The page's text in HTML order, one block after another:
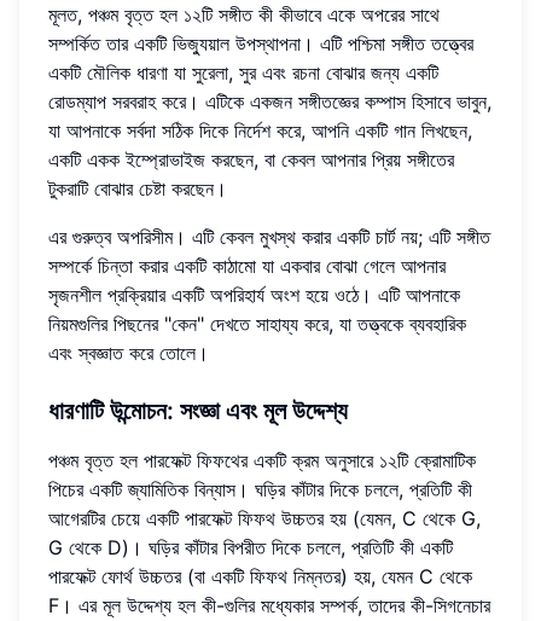
মূলত, পঞ্চম বৃত্ত হল ১২টি সঙ্গীত কী কীভাবে একে অপরের সাথে
সম্পর্কিত তার একটি ভিজ্যুয়াল উপস্থাপনা। এটি পশ্চিমা সঙ্গীত তত্ত্বের
একটি মৌলিক ধারণা যা সুরেলা, সুর এবং রচনা বোঝার জন্য একটি
রোডম্যাপ সরবরাহ করে। এটিকে একজন সঙ্গীতজ্ঞের কম্পাস হিসাবে ভাবুন,
যা আপনাকে সর্বদা সঠিক দিকে নির্দেশ করে, আপনি একটি গান লিখছেন,
একটি একক ইম্প্রোভাইজ করছেন, বা কেবল আপনার প্রিয় সঙ্গীতের
টুকরাটি বোঝার চেষ্টা করছেন।
এর গুরুত্ব অপরিসীম। এটি কেবল মুখস্থ করার একটি চার্ট নয়; এটি সঙ্গীত
সম্পর্কে চিন্তা করার একটি কাঠামো যা একবার বোঝা গেলে আপনার
সৃজনশীল প্রক্রিয়ার একটি অপরিহার্য অংশ হয়ে ওঠে। এটি আপনাকে
নিয়মগুলির পিছনের "কেন" দেখতে সাহায্য করে, যা তত্ত্বকে ব্যবহারিক
এবং স্বজ্ঞাত করে তোলে।
ধারণাটি উন্মোচন: সংজ্ঞা এবং মূল উদ্দেশ্য
পঞ্চম বৃত্ত হল পারফেক্ট ফিফথের একটি ক্রম অনুসারে ১২টি ক্রোমাটিক
পিচের একটি জ্যামিতিক বিন্যাস। ঘড়ির কাঁটার দিকে চললে, প্রতিটি কী
আগেরটির চেয়ে একটি পারফেক্ট ফিফথ উচ্চতর হয় (যেমন, C থেকে G,
G থেকে D)। ঘড়ির কাঁটার বিপরীত দিকে চললে, প্রতিটি কী একটি
পারফেক্ট ফোর্থ উচ্চতর (বা একটি ফিফথ নিম্নতর) হয়, যেমন C থেকে
F। এর মূল উদ্দেশ্য হল কী-গুলির মধ্যেকার সম্পর্ক, তাদের কী-সিগনেচার